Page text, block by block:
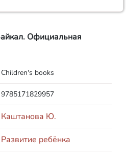
Официальная
Children's books
9785171829957
Каштанова Ю.
Развитие ребёнка